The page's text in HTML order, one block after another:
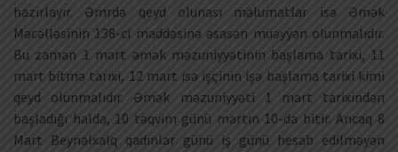
hazırlayır. Əmrdə qeyd olunası məlumatlar isə Əmək
Məcəlləsinin 138-ci maddəsinə əsasən müəyyən olunmalıdır.
Bu zaman 1 mart əmək məzuniyyətinin başlama tarixi, 11
mart bitmə tarixi, 12 mart isə işçinin işə başlama tarixi kimi
qeyd olunmalıdır. Əmək məzuniyyəti 1 mart tarixindən
başladığı halda, 10 təqvim günü martın 10-da bitir. Ancaq 8
Mart Beynəlxalq qadınlar günü iş günü hesab edilməyən